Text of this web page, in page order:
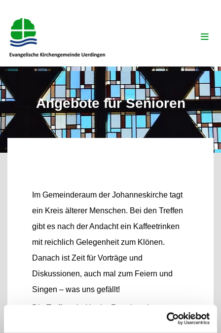
Angebote für Senioren
Im Gemeinderaum der Johanneskirche tagt
ein Kreis älterer Menschen. Bei den Treffen
gibt es nach der Andacht ein Kaffeetrinken
mit reichlich Gelegenheit zum Klönen.
Danach ist Zeit für Vorträge und
Diskussionen, auch mal zum Feiern und
Singen – was uns gefällt!
Die Treffen sind in der Regel am letzten